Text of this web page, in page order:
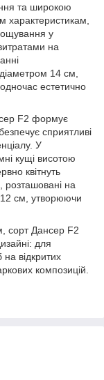
та широкою
характеристикам,
у
на
14 см,
естетично
F2 формує
сприятливі
У
кущі висотою
квітнуть
розташовані на
см, утворюючи
сорт Дансер F2
для
відкритих
композицій.